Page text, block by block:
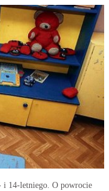
i 14-letniego. O powrocie